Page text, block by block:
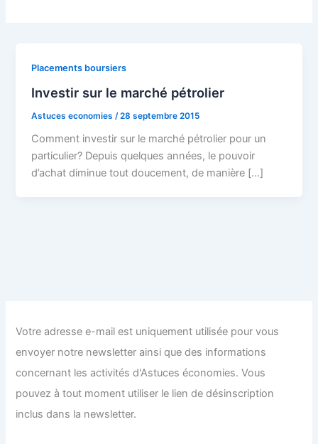
Placements boursiers
Investir sur le marché pétrolier
Astuces economies /28 septembre 2015
Comment investir sur le marché pétrolier pour un
particulier? Depuis quelques années, le pouvoir
d’achat diminue tout doucement, de manière […]
Votre adresse e-mail est uniquement utilisée pour vous
envoyer notre newsletter ainsi que des informations
concernant les activités d'Astuces économies. Vous
pouvez à tout moment utiliser le lien de désinscription
inclus dans la newsletter.